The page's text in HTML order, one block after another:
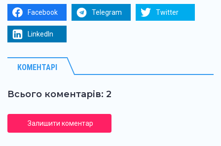
Facebook Telegram Twitter
LinkedIn
КОМЕНТАРІ
Всього коментарів: 2
Залишити коментар